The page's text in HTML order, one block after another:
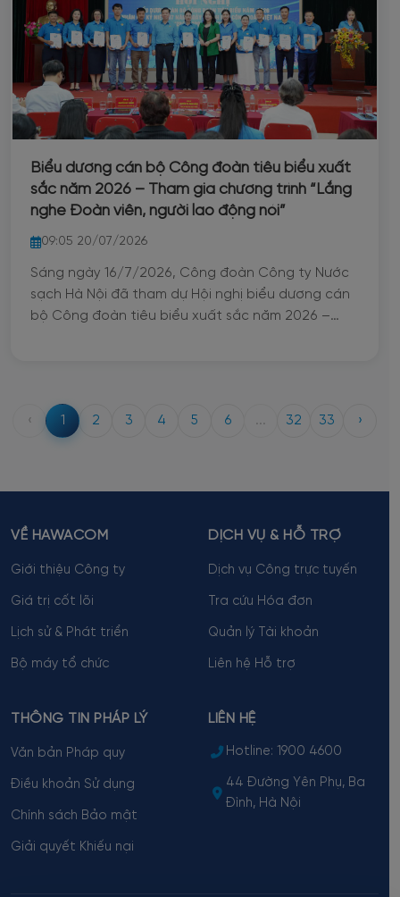
Biểu dương cán bộ Công đoàn tiêu biểu xuất
sắc năm 2026 – Tham gia chương trình “Lắng
nghe Đoàn viên, người lao động nói”
09:05 20/07/2026
Sáng ngày 16/7/2026, Công đoàn Công ty Nước
sạch Hà Nội đã tham dự Hội nghị biểu dương cán
bộ Công đoàn tiêu biểu xuất sắc năm 2026 –
ngày thành lập Công đoàn Việt Nam (28/7/1929 –
28/7/2026) do Công đoàn phường Ba Đình tổ
‹ 1 2 3 4 5 6 ... 32 33 ›
VỀ HAWACOM
Giới thiệu Công ty
Giá trị cốt lõi
Lịch sử & Phát triển
Bộ máy tổ chức
DỊCH VỤ & HỖ TRỢ
Dịch vụ Công trực tuyến
Tra cứu Hóa đơn
Quản lý Tài khoản
Liên hệ Hỗ trợ
THÔNG TIN PHÁP LÝ
Văn bản Pháp quy
Điều khoản Sử dụng
Chính sách Bảo mật
Giải quyết Khiếu nại
LIÊN HỆ
Hotline: 1900 4600
44 Đường Yên Phụ, Ba
Đình, Hà Nội